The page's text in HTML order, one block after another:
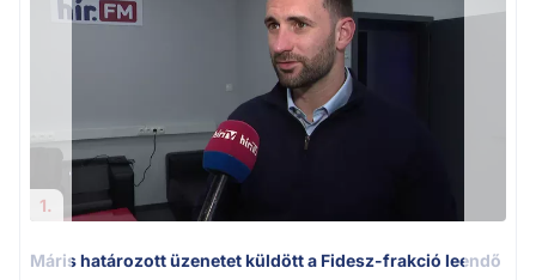
1.
Máris határozott üzenetet küldött a Fidesz-frakció leendő